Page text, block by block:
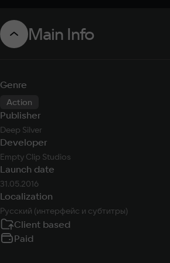
Main Info
Genre
Action
Publisher
Deep Silver
Developer
Empty Clip Studios
Launch date
31.05.2016
Localization
Русский (интерфейс и субтитры)
Client based
Paid